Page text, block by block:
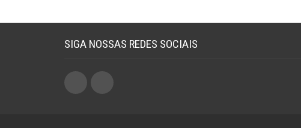
SIGA NOSSAS REDES SOCIAIS